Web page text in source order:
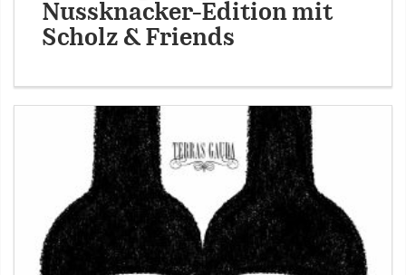
Nussknacker-Edition mit
Scholz & Friends